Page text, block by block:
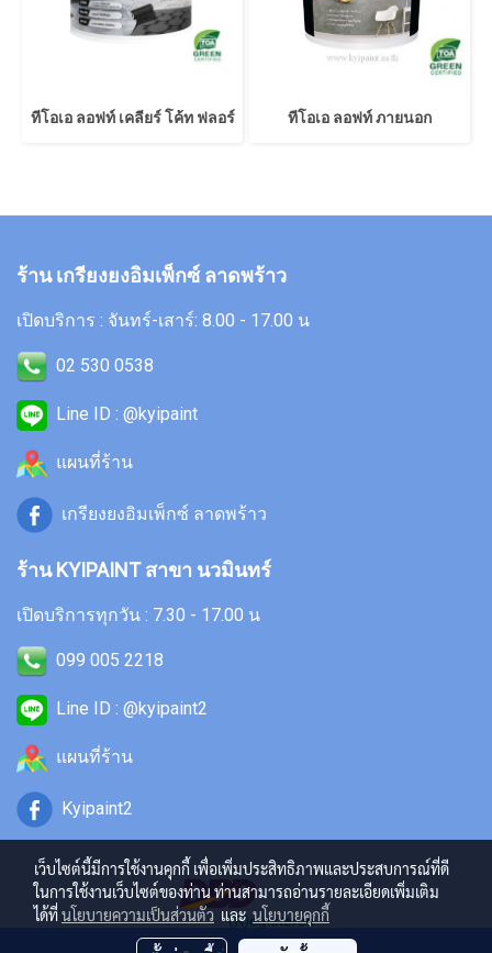
ทีโอเอ ลอฟท์ เคลียร์ โค้ท ฟลอร์ ทีโอเอ ลอฟท์ ภายนอก
ร้าน เกรียงยงอิมเพ็กซ์ ลาดพร้าว
เปิดบริการ : จันทร์-เสาร์: 8.00 - 17.00 น
02 530 0538
Line ID : @kyipaint
แผนที่ร้าน
เกรียงยงอิมเพ็กซ์ ลาดพร้าว
ร้าน KYIPAINT สาขา นวมินทร์
เปิดบริการทุกวัน : 7.30 - 17.00 น
099 005 2218
Line ID : @kyipaint2
แผนที่ร้าน
Kyipaint2
เว็บไซต์นี้มีการใช้งานคุกกี้ เพื่อเพิ่มประสิทธิภาพและประสบการณ์ที่ดี
ในการใช้งานเว็บไซต์ของท่าน ท่านสามารถอ่านรายละเอียดเพิ่มเติม
ได้ที่นโยบายความเป็นส่วนตัว และนโยบายคุกกี้